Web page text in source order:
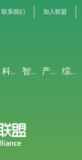
科研创新 智能聚合 产业生态 综合服务
联系我们 加入联盟